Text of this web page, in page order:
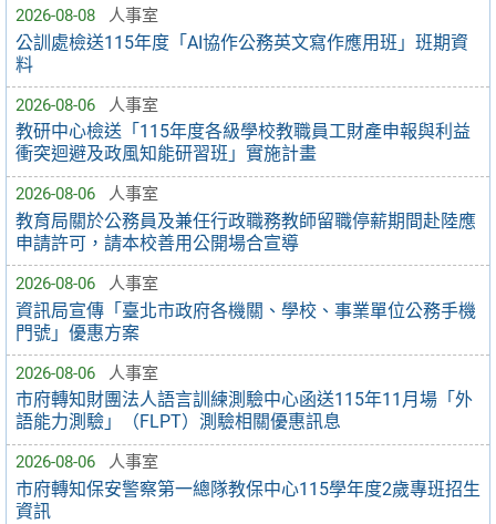
2026-08-08 人事室
公訓處檢送115年度「AI協作公務英文寫作應用班」班期資
料
2026-08-06 人事室
教研中心檢送「115年度各級學校教職員工財產申報與利益
衝突迴避及政風知能研習班」實施計畫
2026-08-06 人事室
教育局關於公務員及兼任行政職務教師留職停薪期間赴陸應
申請許可，請本校善用公開場合宣導
2026-08-06 人事室
資訊局宣傳「臺北市政府各機關、學校、事業單位公務手機
門號」優惠方案
2026-08-06 人事室
市府轉知財團法人語言訓練測驗中心函送115年11月場「外
語能力測驗」（FLPT）測驗相關優惠訊息
2026-08-06 人事室
市府轉知保安警察第一總隊教保中心115學年度2歲專班招生
資訊